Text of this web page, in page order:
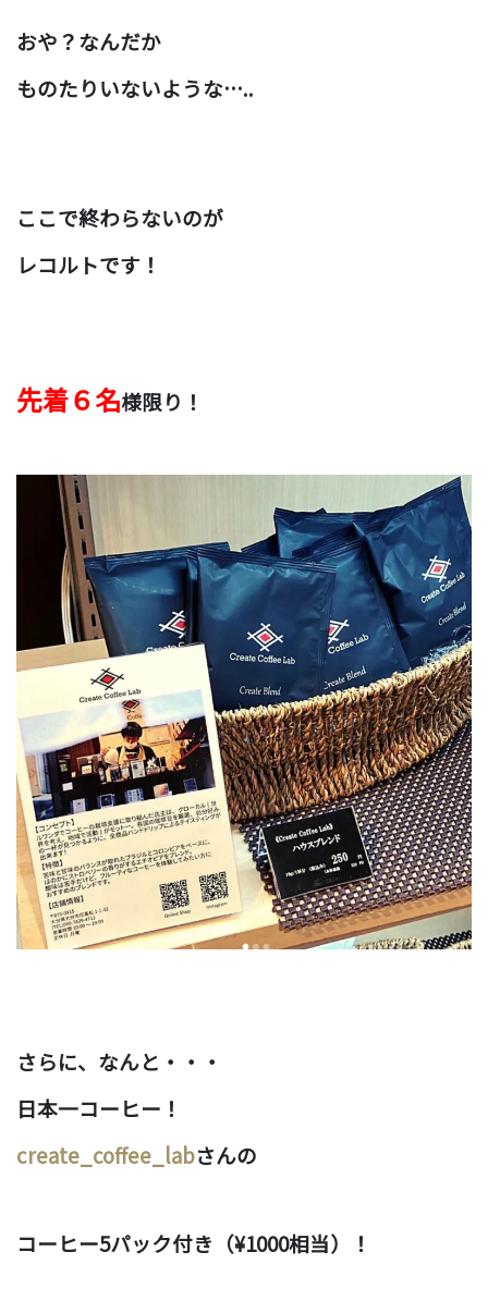
おや？なんだか
ものたりいないような…..
ここで終わらないのが
レコルトです！
先着６名様限り！
さらに、なんと・・・
日本一コーヒー！
create_coffee_labさんの
コーヒー5パック付き（¥1000相当）！